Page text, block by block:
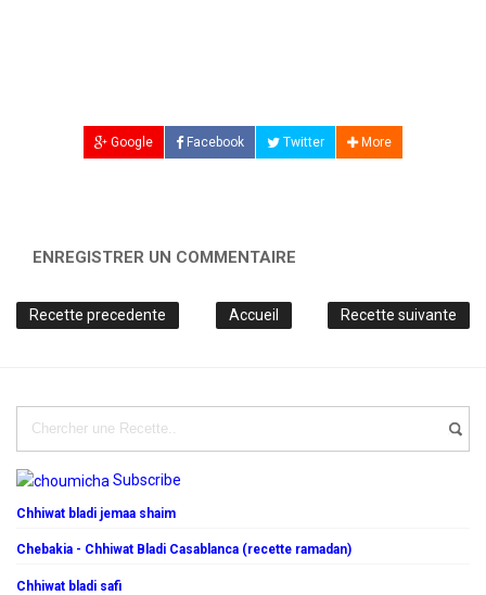
Google Facebook Twitter More
ENREGISTRER UN COMMENTAIRE
Recette precedente Recette suivante
Accueil
Subscribe
Chhiwat bladi jemaa shaim
Chebakia - Chhiwat Bladi Casablanca (recette ramadan)
Chhiwat bladi safi